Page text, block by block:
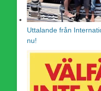
Uttalande från
nu!